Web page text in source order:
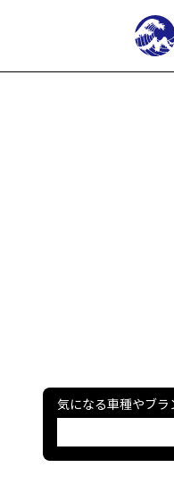
気になる車種やブラ